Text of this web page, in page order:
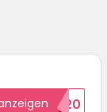
WELCOME20